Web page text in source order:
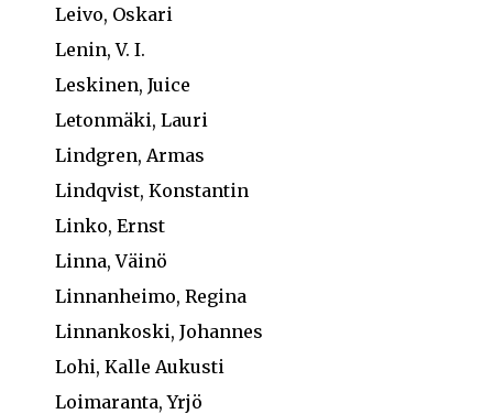
Leivo, Oskari
Lenin, V. I.
Leskinen, Juice
Letonmäki, Lauri
Lindgren, Armas
Lindqvist, Konstantin
Linko, Ernst
Linna, Väinö
Linnanheimo, Regina
Linnankoski, Johannes
Lohi, Kalle Aukusti
Loimaranta, Yrjö